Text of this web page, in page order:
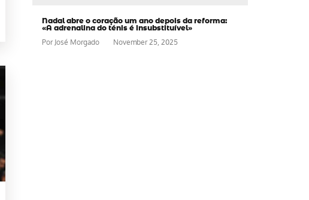
Nadal abre o coração um ano depois da reforma:
«A adrenalina do ténis é insubstituível»
PorJosé Morgado November 25, 2025